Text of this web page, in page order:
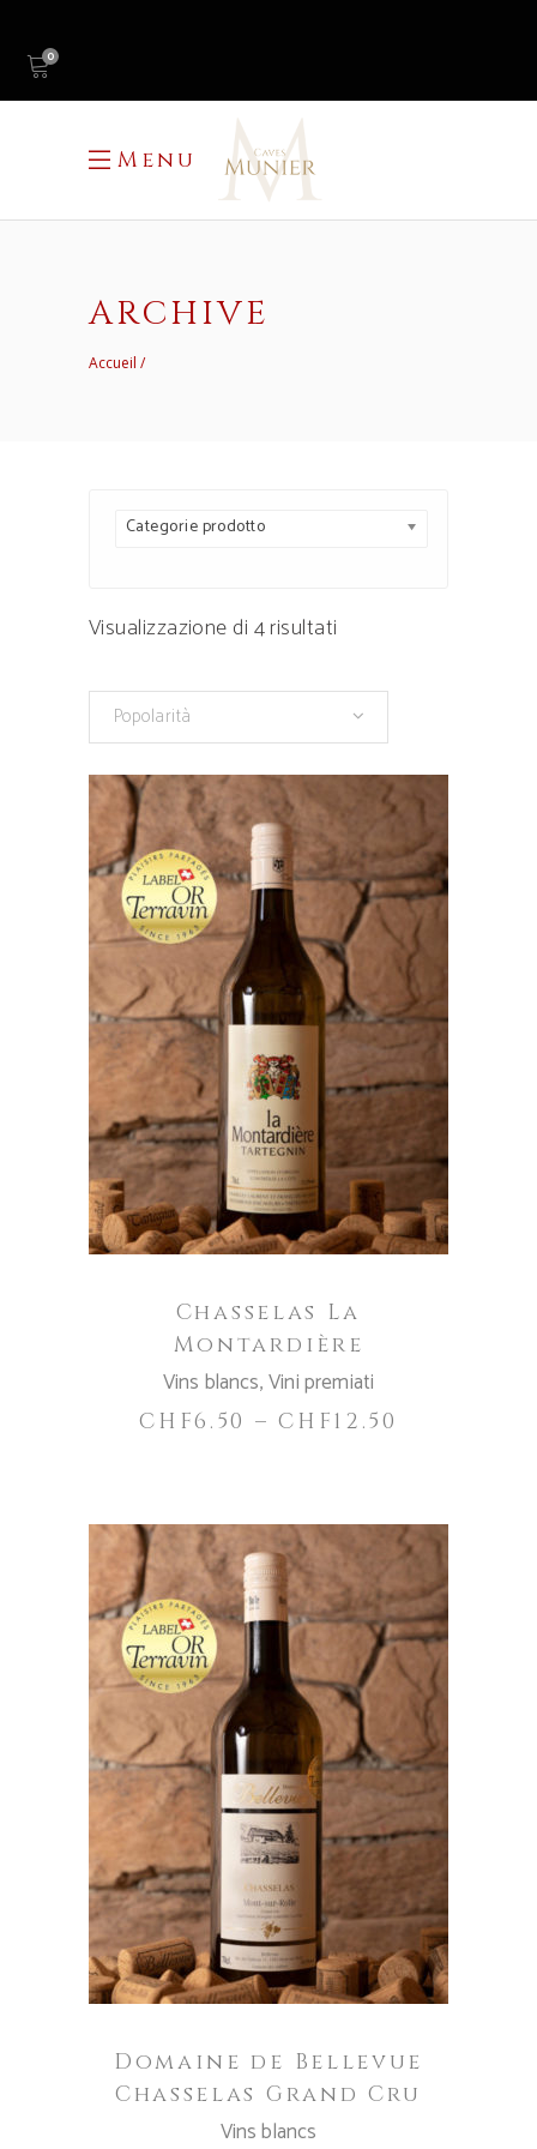
0
Menu
ARCHIVE
Accueil
Categorie prodotto
Visualizzazione di 4 risultati
Popolarità
CHOIX DES OPTIONS
Questo
prodotto
ha
più
varianti.
Le
opzioni
possono
scelte
nella
pagina
del
Chasselas La
Montardière
Vins blancs,Vini premiati
CHF6.50 –CHF12.50
CHOIX DES OPTIONS
Questo
prodotto
ha
più
varianti.
Le
opzioni
possono
scelte
nella
pagina
Domaine de Bellevue
Chasselas Grand Cru
Vins blancs